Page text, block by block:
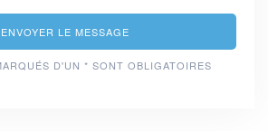
ENVOYER LE MESSAGE
D'UN * SONT OBLIGATOIRES